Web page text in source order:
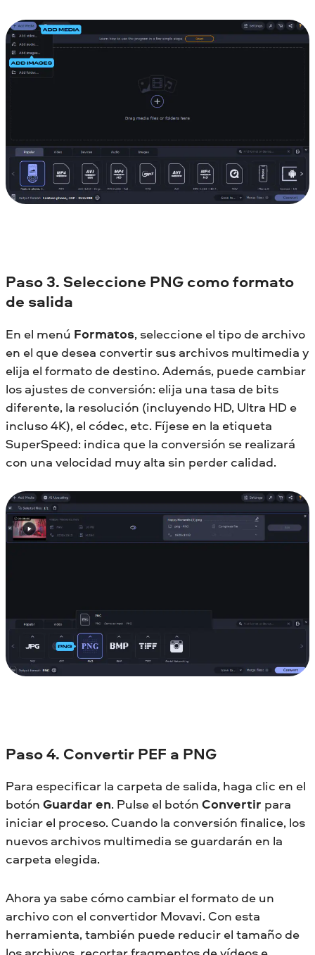
Paso 3. Seleccione PNG como formato
de salida
En el menú Formatos, seleccione el tipo de archivo
en el que desea convertir sus archivos multimedia y
elija el formato de destino. Además, puede cambiar
los ajustes de conversión: elija una tasa de bits
diferente, la resolución (incluyendo HD, Ultra HD e
incluso 4K), el códec, etc. Fíjese en la etiqueta
SuperSpeed: indica que la conversión se realizará
con una velocidad muy alta sin perder calidad.
Paso 4. Convertir PEF a PNG
Para especificar la carpeta de salida, haga clic en el
botón Guardar en. Pulse el botón Convertir para
iniciar el proceso. Cuando la conversión finalice, los
nuevos archivos multimedia se guardarán en la
carpeta elegida.
Ahora ya sabe cómo cambiar el formato de un
archivo con el convertidor Movavi. Con esta
herramienta, también puede reducir el tamaño de